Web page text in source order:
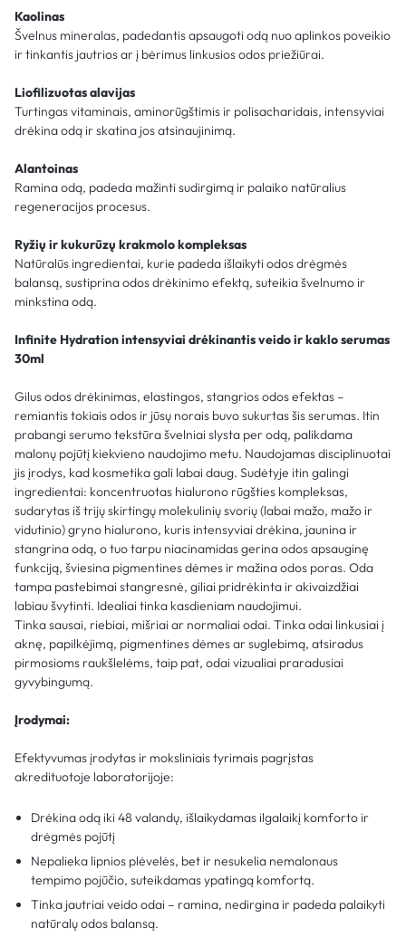
Kaolinas
Švelnus mineralas, padedantis apsaugoti odą nuo aplinkos poveikio
ir tinkantis jautrios ar į bėrimus linkusios odos priežiūrai.
Liofilizuotas alavijas
Turtingas vitaminais, aminorūgštimis ir polisacharidais, intensyviai
drėkina odą ir skatina jos atsinaujinimą.
Alantoinas
Ramina odą, padeda mažinti sudirgimą ir palaiko natūralius
regeneracijos procesus.
Ryžių ir kukurūzų krakmolo kompleksas
Natūralūs ingredientai, kurie padeda išlaikyti odos drėgmės
balansą, sustiprina odos drėkinimo efektą, suteikia švelnumo ir
minkstina odą.
Infinite Hydration intensyviai drėkinantis veido ir kaklo serumas
30ml
Gilus odos drėkinimas, elastingos, stangrios odos efektas –
remiantis tokiais odos ir jūsų norais buvo sukurtas šis serumas. Itin
prabangi serumo tekstūra švelniai slysta per odą, palikdama
malonų pojūtį kiekvieno naudojimo metu. Naudojamas disciplinuotai
jis įrodys, kad kosmetika gali labai daug. Sudėtyje itin galingi
ingredientai: koncentruotas hialurono rūgšties kompleksas,
sudarytas iš trijų skirtingų molekulinių svorių (labai mažo, mažo ir
vidutinio) gryno hialurono, kuris intensyviai drėkina, jaunina ir
stangrina odą, o tuo tarpu niacinamidas gerina odos apsauginę
funkciją, šviesina pigmentines dėmes ir mažina odos poras. Oda
tampa pastebimai stangresnė, giliai pridrėkinta ir akivaizdžiai
labiau švytinti. Idealiai tinka kasdieniam naudojimui.
Tinka sausai, riebiai, mišriai ar normaliai odai. Tinka odai linkusiai į
aknę, papilkėjimą, pigmentines dėmes ar suglebimą, atsiradus
pirmosioms raukšlelėms, taip pat, odai vizualiai praradusiai
gyvybingumą.
Įrodymai:
Efektyvumas įrodytas ir moksliniais tyrimais pagrįstas
akredituotoje laboratorijoje:
Drėkina odą iki 48 valandų, išlaikydamas ilgalaikį komforto ir
drėgmės pojūtį
Nepalieka lipnios plėvelės, bet ir nesukelia nemalonaus
tempimo pojūčio, suteikdamas ypatingą komfortą.
Tinka jautriai veido odai – ramina, nedirgina ir padeda palaikyti
natūralų odos balansą.